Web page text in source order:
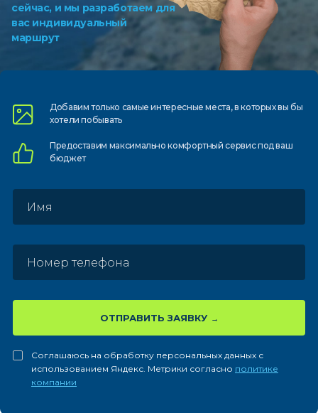
сейчас, и мы разработаем для
вас индивидуальный
маршрут
Добавим только самыеинтересные места, в которыхвы бы
хотели побывать
Предоставим максимально комфортныйсервис под ваш
бюджет
ОТПРАВИТЬ ЗАЯВКУ
Соглашаюсь на обработку персональных данных с
использованием Яндекс. Метрики согласно политике
компании